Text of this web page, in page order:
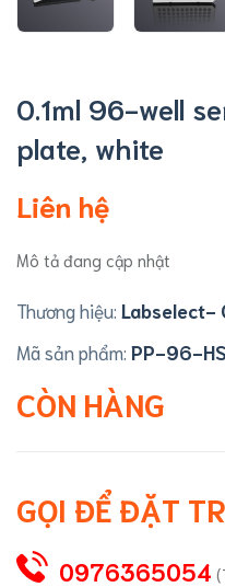
0.1ml 96-well
plate, white
Liên hệ
Mô tả đang cập nhật
Thương hiệu: Labselect-
Mã sản phẩm: PP-96-
CÒN HÀNG
GỌI ĐỂ ĐẶT
0976365054